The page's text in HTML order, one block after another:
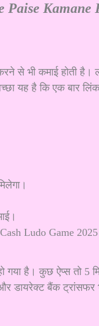
Paise Kamane
से भी कमाई होती
यह है कि एक बार
गया है। कुछ ऐप्स तो
डायरेक्ट बैंक ट्रांसफर